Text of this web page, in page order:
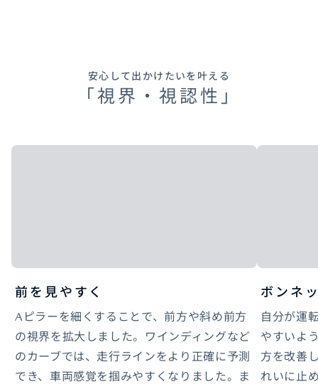
安心して出かけたいを叶える
「視界・視認性」
前を見やすく
Aピラーを細くすることで、前方や斜め前方
の視界を拡大しました。ワインディングなど
のカーブでは、走行ラインをより正確に予測
でき、車両感覚を掴みやすくなりました。ま
ボンネ
自分が運
やすいよ
方を改善
れいに止